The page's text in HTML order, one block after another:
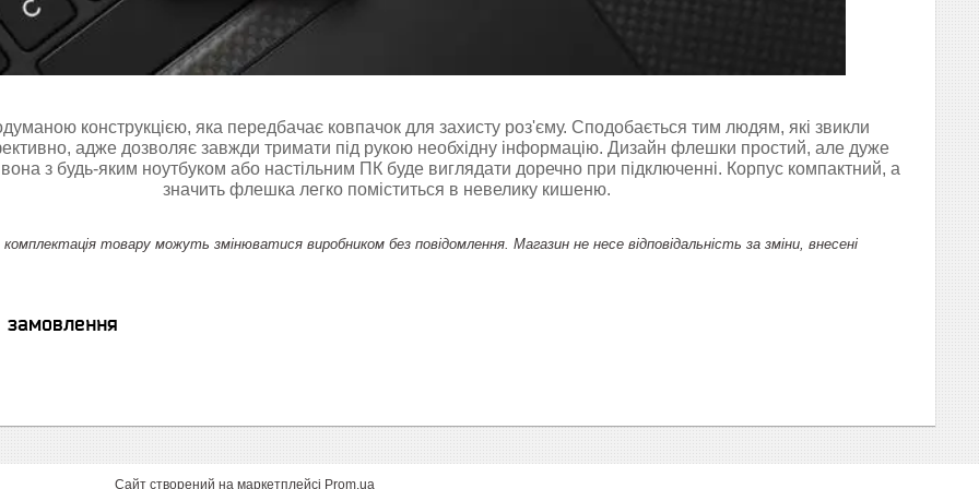
конструкцією, яка передбачає ковпачок для захисту роз'єму. Сподобається тим людям, які звикли
адже дозволяє завжди тримати під рукою необхідну інформацію. Дизайн флешки простий, але дуже
з будь-яким ноутбуком або настільним ПК буде виглядати доречно при підключенні. Корпус компактний, а
значить флешка легко поміститься в невелику кишеню.
товару можуть змінюватися виробником без повідомлення. Магазин не несе відповідальність за зміни, внесені
замовлення
Сайт створений на маркетплейсі Prom.ua